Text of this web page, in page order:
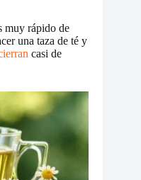
muy rápido de
una taza de té y
casi de